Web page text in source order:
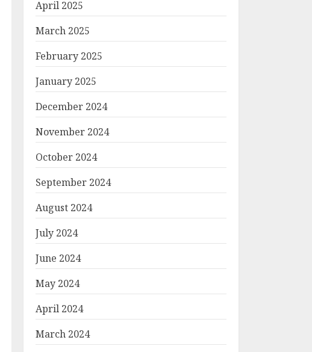
April 2025
March 2025
February 2025
January 2025
December 2024
November 2024
October 2024
September 2024
August 2024
July 2024
June 2024
May 2024
April 2024
March 2024